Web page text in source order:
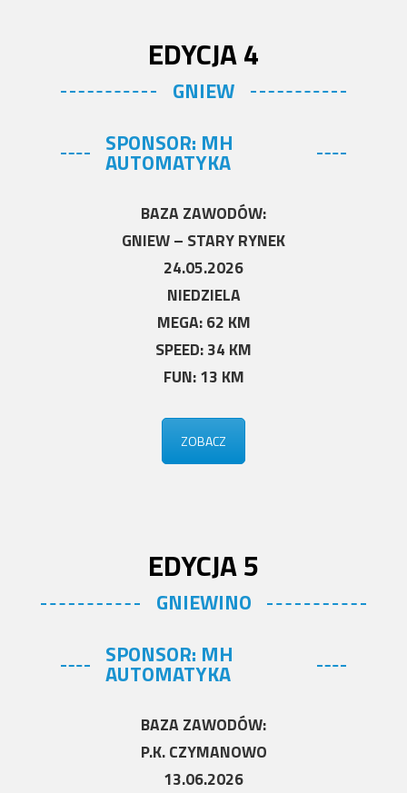
EDYCJA 4
GNIEW
SPONSOR: MH
AUTOMATYKA
BAZA ZAWODÓW:
GNIEW – STARY RYNEK
24.05.2026
NIEDZIELA
MEGA: 62 KM
SPEED: 34 KM
FUN: 13 KM
ZOBACZ
EDYCJA 5
GNIEWINO
SPONSOR: MH
AUTOMATYKA
BAZA ZAWODÓW:
P.K. CZYMANOWO
13.06.2026